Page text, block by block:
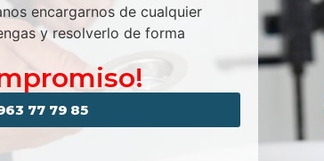
encargarnos de cualquier
y resolverlo de forma
77 79 85